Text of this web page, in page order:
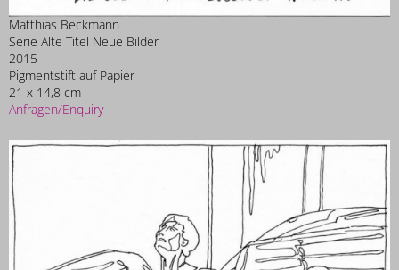
Matthias Beckmann
Serie Alte Titel Neue Bilder
2015
Pigmentstift auf Papier
21 x 14,8 cm
Anfragen/Enquiry